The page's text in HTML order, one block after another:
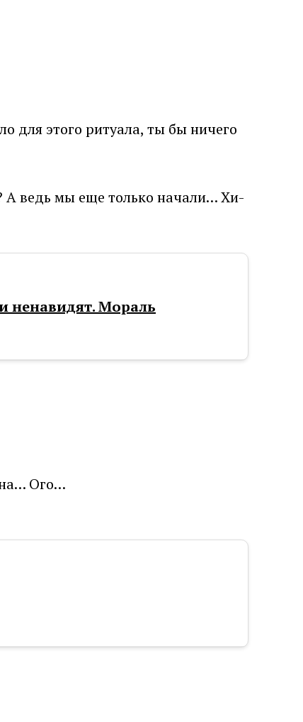
для этого ритуала, ты бы ничего
А ведь мы еще только начали… Хи-
ненавидят. Мораль
Ого…